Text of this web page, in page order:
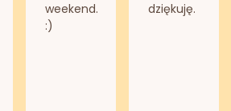
weekend.
:)
dziękuję.